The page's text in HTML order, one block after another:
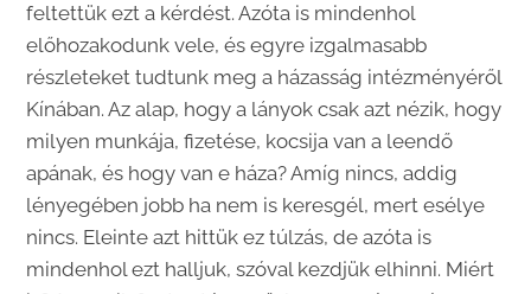
feltettük ezt a kérdést. Azóta is mindenhol
előhozakodunk vele, és egyre izgalmasabb
részleteket tudtunk meg a házasság intézményéről
Kínában. Az alap, hogy a lányok csak azt nézik, hogy
milyen munkája, fizetése, kocsija van a leendő
apának, és hogy van e háza? Amíg nincs, addig
lényegében jobb ha nem is keresgél, mert esélye
nincs. Eleinte azt hittük ez túlzás, de azóta is
mindenhol ezt halljuk, szóval kezdjük elhinni. Miért